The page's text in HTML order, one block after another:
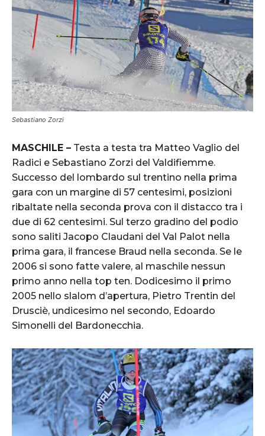
Sebastiano Zorzi
MASCHILE – Testa a testa tra Matteo Vaglio del
Radici e Sebastiano Zorzi del Valdifiemme.
Successo del lombardo sul trentino nella prima
gara con un margine di 57 centesimi, posizioni
ribaltate nella seconda prova con il distacco tra i
due di 62 centesimi. Sul terzo gradino del podio
sono saliti Jacopo Claudani del Val Palot nella
prima gara, il francese Braud nella seconda. Se le
2006 si sono fatte valere, al maschile nessun
primo anno nella top ten. Dodicesimo il primo
2005 nello slalom d’apertura, Pietro Trentin del
Drusciè, undicesimo nel secondo, Edoardo
Simonelli del Bardonecchia.